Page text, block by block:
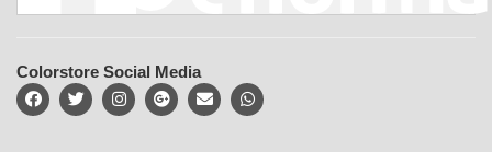
Colorstore Social Media